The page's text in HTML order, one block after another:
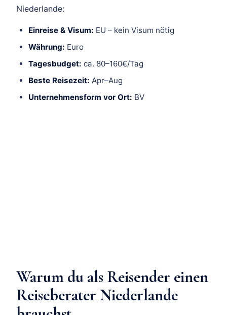
Niederlande:
Einreise & Visum: EU – kein Visum nötig
Währung: Euro
Tagesbudget: ca. 80–160€/Tag
Beste Reisezeit: Apr–Aug
Unternehmensform vor Ort: BV
Warum du als Reisender einen
Reiseberater Niederlande